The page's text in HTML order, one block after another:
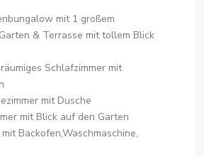
mit 1 großem
& Terrasse mit tollem Blick
Schlafzimmer mit
mit Dusche
mit Blick auf den Garten
Backofen,Waschmaschine,